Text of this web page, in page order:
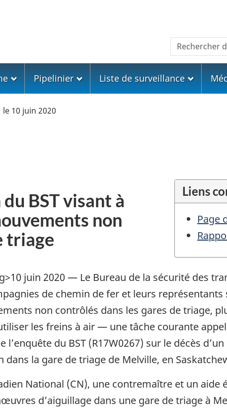
Rechercher
Pipelinier Liste de surveillance
le 10 juin 2020
Liens
Page
BST visant à
non
triage
juin 2020 — Le Bureau de la sécurité des
de chemin de fer et leurs
non contrôlés dans les gares de triage,
les freins à air — une tâche courante
du BST (R17W0267) sur le décès
la gare de triage de Melville, en
National (CN), une contremaître et un aide
d’aiguillage dans une gare de triage à